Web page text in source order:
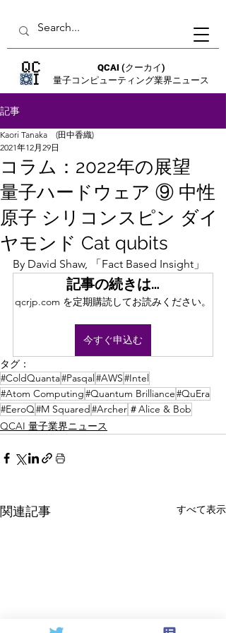
QCAI (クーカイ)
量子コンピューティング業界ニュース
記事
コラム：2022年の展望
量子ハードウェア ⑨ 中性
原子 シリコンスピン ダイ
ヤモンド Cat qubits
Kaori Tanaka (田中香織)
2021年12月29日
By David Shaw, 「Fact Based Insight」
記事の続きは…
qcrjp.com を定期購読してお読みください。
今すぐ申込む
タグ：
#ColdQuanta#Pasqal#AWS#Intel
#Atom Computing#Quantum Brilliance#QuEra
#EeroQ#M Squared#Archer ＃Alice & Bob
QCAI 量子業界ニュース
関連記事 すべて表示